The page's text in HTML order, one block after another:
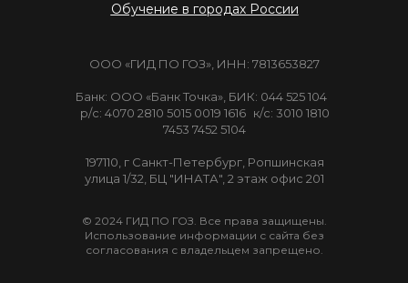
© 2024 ГИД ПО ГОЗ. Все права защищены.
Использование информации с сайта без
согласования с владельцем запрещено.
ООО «ГИД ПО ГОЗ», ИНН: 7813653827
Банк: ООО «Банк Точка», БИК: 044 525 104
р/с: 4070 2810 5015 0019 1616 к/с: 3010 1810
7453 7452 5104
197110, г Санкт-Петербург, Ропшинская
улица 1/32, БЦ "ИНАТА", 2 этаж офис 201
Обучение в городах России